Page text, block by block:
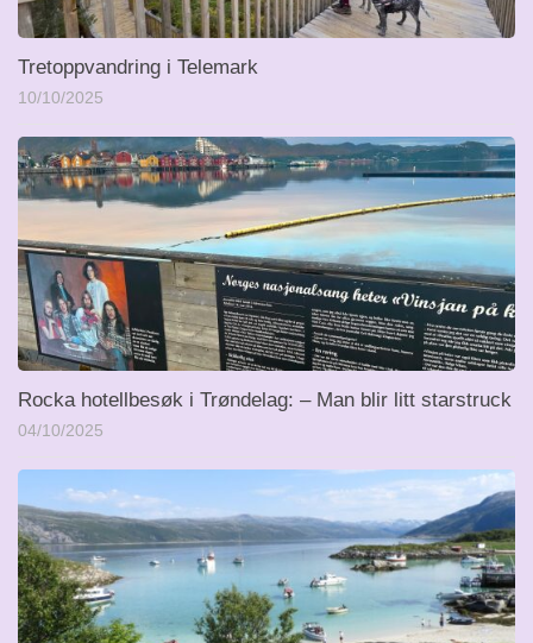
Tretoppvandring i Telemark
10/10/2025
Rocka hotellbesøk i Trøndelag: – Man blir litt starstruck
04/10/2025